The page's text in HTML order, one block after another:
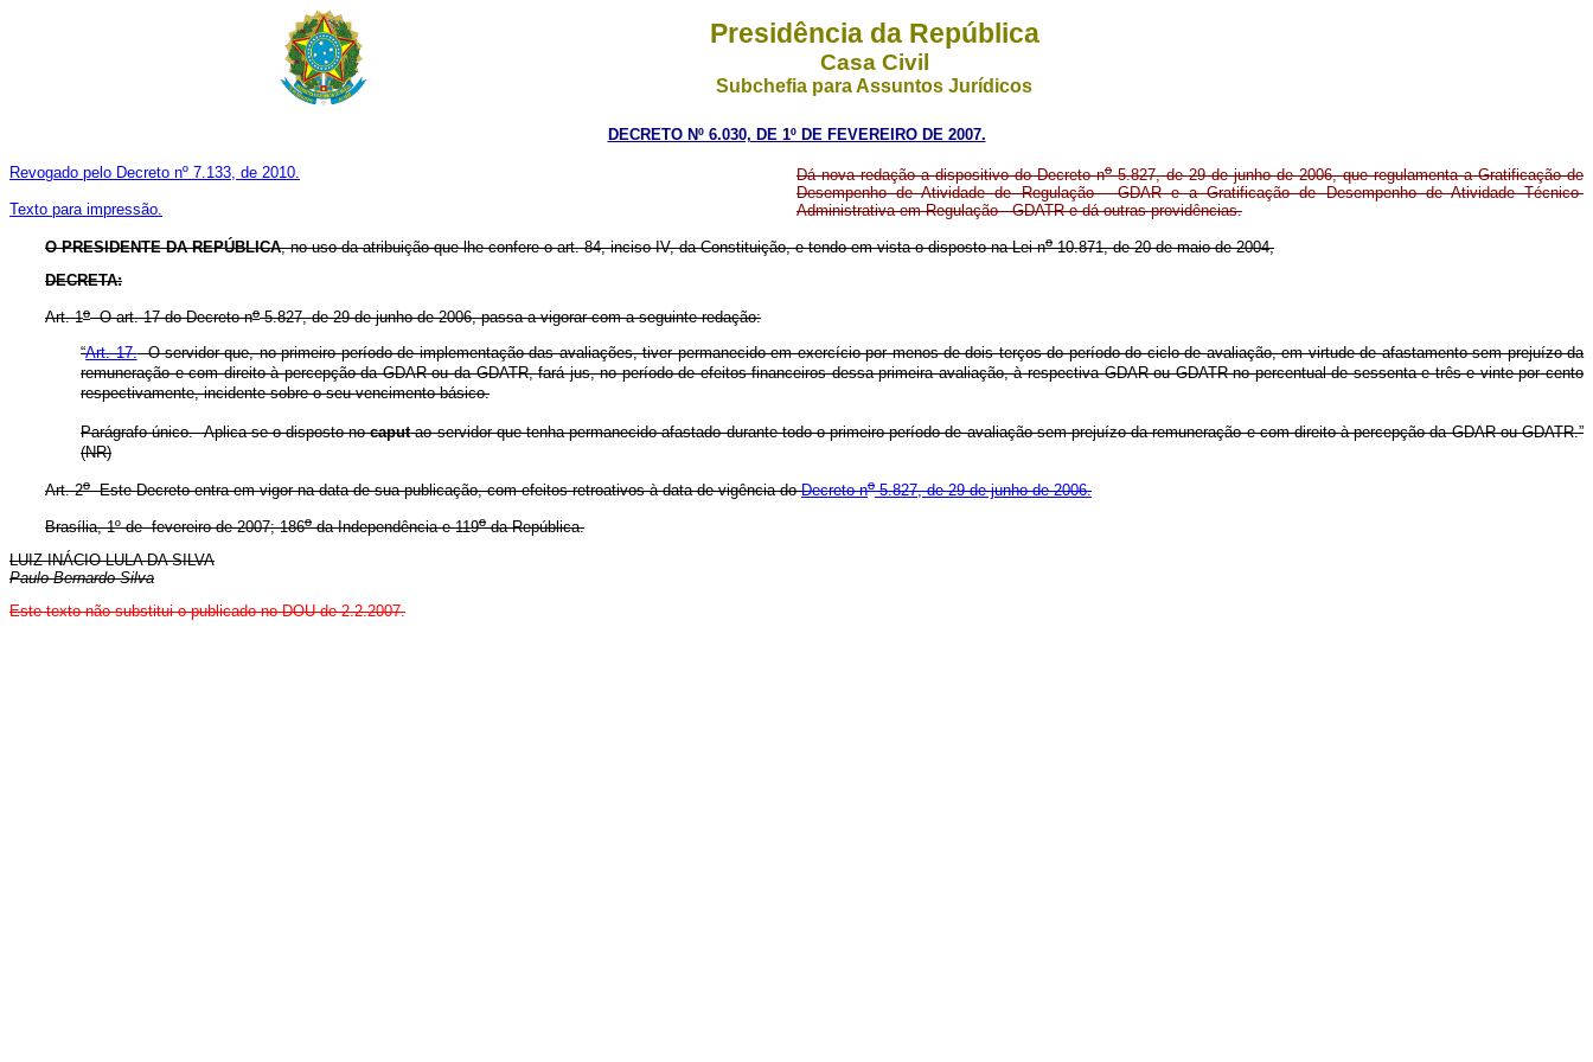
Presidência da República
Casa Civil
Subchefia para Assuntos Jurídicos
DECRETO Nº 6.030, DE 1º DE FEVEREIRO DE 2007.
Revogado pelo Decreto nº 7.133, de 2010.
Texto para impressão.
Dá nova redação a dispositivo do Decreto no5.827, de 29 de junho de 2006, que regulamenta a Gratificação de
Desempenho de Atividade de Regulação - GDAR e a Gratificação de Desempenho de Atividade Técnico-
Administrativa em Regulação - GDATR e dá outras providências.
O PRESIDENTE DA REPÚBLICA, no uso da atribuição que lhe confere o art. 84, inciso IV, da Constituição, e tendo em vista o disposto na Lei no10.871, de 20 de maio de 2004,
DECRETA:
Art. 1oO art. 17 do Decreto no5.827, de 29 de junho de 2006, passa a vigorar com a seguinte redação:
“Art. 17.O servidor que, no primeiro período de implementação das avaliações, tiver permanecido em exercício por menos de dois terços do período do ciclo de avaliação, em virtude de afastamento sem prejuízo da
remuneração e com direito à percepção da GDAR ou da GDATR, fará jus, no período de efeitos financeiros dessa primeira avaliação, à respectiva GDAR ou GDATR no percentual de sessenta e três e vinte por cento
respectivamente, incidente sobre o seu vencimento básico.
Parágrafo único. Aplica-se o disposto nocaputao servidor que tenha permanecido afastado durante todo o primeiro período de avaliação sem prejuízo da remuneração e com direito à percepção da GDAR ou GDATR.”
(NR)
Art. 2oEste Decreto entra em vigor na data de sua publicação, com efeitos retroativos à data de vigência doDecreto no5.827, de 29 de junho de 2006.
Brasília, 1º de fevereiro de 2007; 186oda Independência e 119oda República.
LUIZ INÁCIO LULA DA SILVA
Paulo Bernardo Silva
Este texto não substitui o publicado no DOU de 2.2.2007.